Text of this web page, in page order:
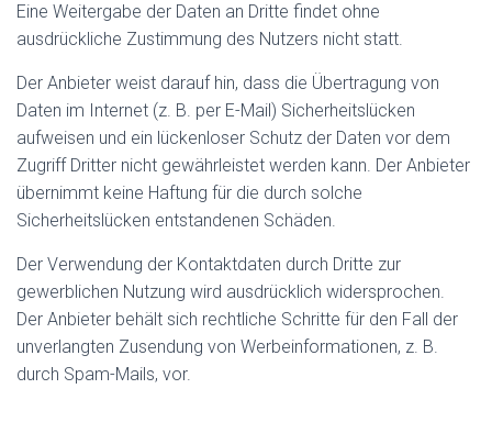
Eine Weitergabe der Daten an Dritte findet ohne
ausdrückliche Zustimmung des Nutzers nicht statt.
Der Anbieter weist darauf hin, dass die Übertragung von
Daten im Internet (z. B. per E-Mail) Sicherheitslücken
aufweisen und ein lückenloser Schutz der Daten vor dem
Zugriff Dritter nicht gewährleistet werden kann. Der Anbieter
übernimmt keine Haftung für die durch solche
Sicherheitslücken entstandenen Schäden.
Der Verwendung der Kontaktdaten durch Dritte zur
gewerblichen Nutzung wird ausdrücklich widersprochen.
Der Anbieter behält sich rechtliche Schritte für den Fall der
unverlangten Zusendung von Werbeinformationen, z. B.
durch Spam-Mails, vor.